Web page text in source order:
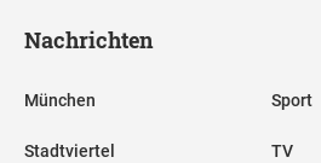
Nachrichten
München
Stadtviertel
Sport
TV